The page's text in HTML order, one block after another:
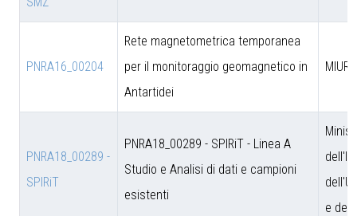
PNRA16_00204
Rete magnetometrica temporanea
per il monitoraggio geomagnetico in
Antartidei
MIUR
PNRA18_00289 -
SPIRiT
PNRA18_00289 - SPIRiT - Linea A
Studio e Analisi di dati e campioni
esistenti
e